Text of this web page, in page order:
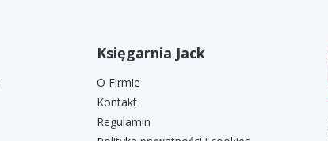
Księgarnia Jack
O Firmie
Kontakt
Regulamin